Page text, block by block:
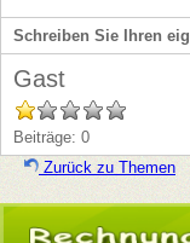
Schreiben Sie Ihren
Gast
Beiträge: 0
Zurück zu Themen